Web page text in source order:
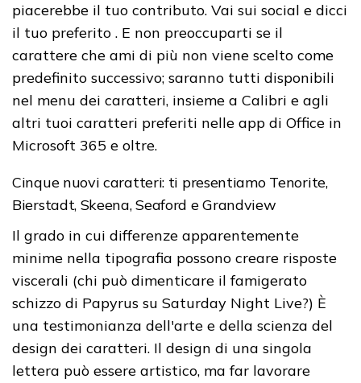
piacerebbe il tuo contributo. Vai sui social e dicci
il tuo preferito . E non preoccuparti se il
carattere che ami di più non viene scelto come
predefinito successivo; saranno tutti disponibili
nel menu dei caratteri, insieme a Calibri e agli
altri tuoi caratteri preferiti nelle app di Office in
Microsoft 365 e oltre.
Cinque nuovi caratteri: ti presentiamo Tenorite,
Bierstadt, Skeena, Seaford e Grandview
Il grado in cui differenze apparentemente
minime nella tipografia possono creare risposte
viscerali (chi può dimenticare il famigerato
schizzo di Papyrus su Saturday Night Live?) È
una testimonianza dell'arte e della scienza del
design dei caratteri. Il design di una singola
lettera può essere artistico, ma far lavorare